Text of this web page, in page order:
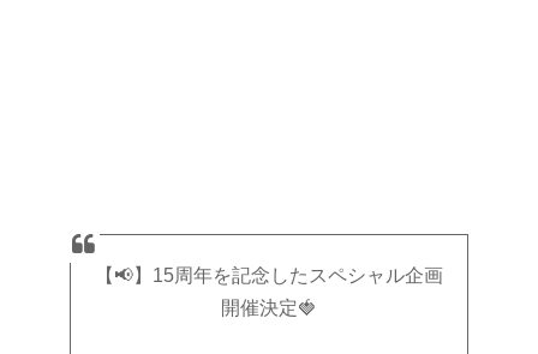
【📢】15周年を記念したスペシャル企画
開催決定🍓